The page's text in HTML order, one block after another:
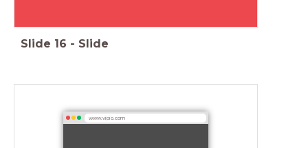
Slide 16 - Slide
www.vipio.com